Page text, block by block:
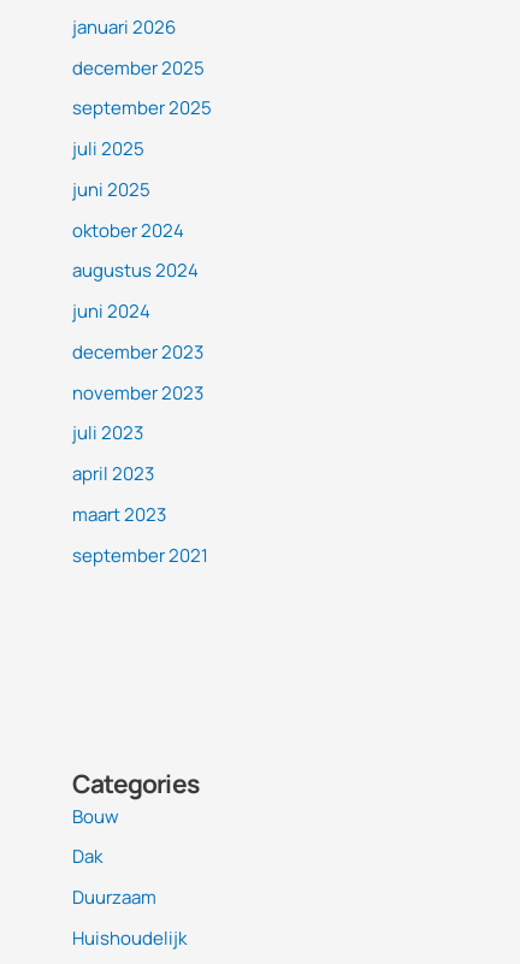
januari 2026
december 2025
september 2025
juli 2025
juni 2025
oktober 2024
augustus 2024
juni 2024
december 2023
november 2023
juli 2023
april 2023
maart 2023
september 2021
Categories
Bouw
Dak
Duurzaam
Huishoudelijk